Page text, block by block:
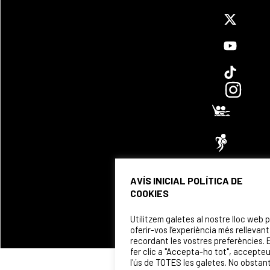
AVÍS INICIAL POLÍTICA DE
COOKIES
Utilitzem galetes al nostre lloc web
oferir-vos l’experiència més rellevant
recordant les vostres preferències.
fer clic a "Accepta-ho tot", accepteu
l'ús de TOTES les galetes. No